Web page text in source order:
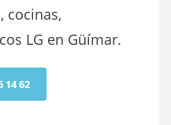
cocinas,
LG en Güímar.
14 62